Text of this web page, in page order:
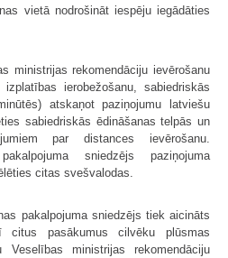
vietā nodrošināt iespēju iegādāties
ministrijas rekomendāciju ievērošanu
ierobežošanu, sabiedriskās
atskaņot paziņojumu latviešu
sabiedriskās ēdināšanas telpās un
par distances ievērošanu.
sniedzējs paziņojuma
citas svešvalodas.
pakalpojuma sniedzējs tiek aicināts
pasākumus cilvēku plūsmas
Veselības ministrijas rekomendāciju